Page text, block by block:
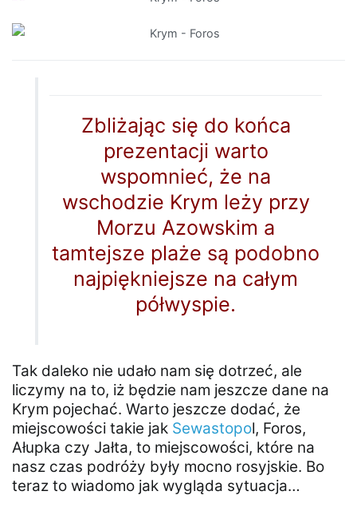
Zbliżając się do końca
prezentacji warto
wspomnieć, że na
wschodzie Krym leży przy
Morzu Azowskim a
tamtejsze plaże są podobno
najpiękniejsze na całym
półwyspie.
Tak daleko nie udało nam się dotrzeć, ale
liczymy na to, iż będzie nam jeszcze dane na
Krym pojechać. Warto jeszcze dodać, że
miejscowości takie jak Sewastopol, Foros,
Ałupka czy Jałta, to miejscowości, które na
nasz czas podróży były mocno rosyjskie. Bo
teraz to wiadomo jak wygląda sytuacja…